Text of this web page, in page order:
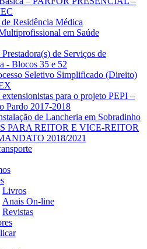
de Residência Médica
em Saúde
Prestadora(s) de Serviços de
- Blocos 35 e 52
Seletivo Simplificado (Direito)
extensionistas para o projeto PEPI –
Pardo 2017-2018
de Lancheria em Sobradinho
PARA REITOR E VICE-REITOR
2018/2021
Livros
Anais On-line
Revistas